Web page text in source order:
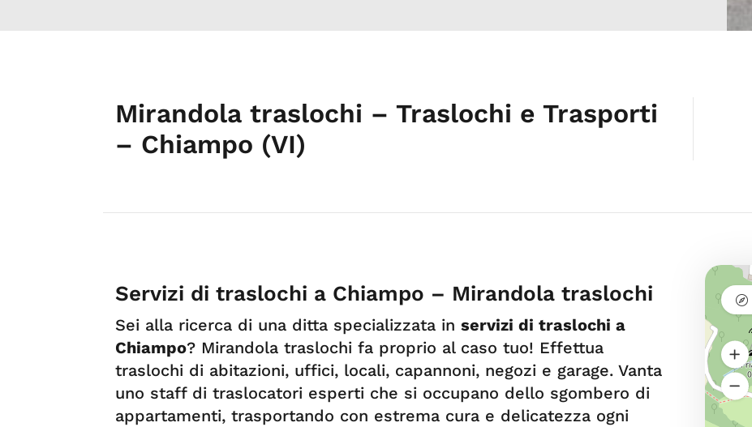
Mirandola traslochi – Traslochi e Trasporti
– Chiampo (VI)
Servizi di traslochi a Chiampo – Mirandola traslochi
Sei alla ricerca di una ditta specializzata in servizi di traslochi a
Chiampo? Mirandola traslochi fa proprio al caso tuo! Effettua
traslochi di abitazioni, uffici, locali, capannoni, negozi e garage. Vanta
uno staff di traslocatori esperti che si occupano dello sgombero di
appartamenti, trasportando con estrema cura e delicatezza ogni